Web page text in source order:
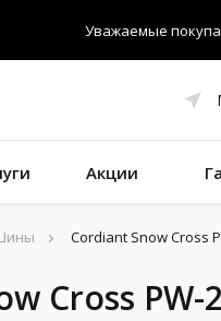
Уважаемые
Акции
Cordiant Snow Cross
Cross